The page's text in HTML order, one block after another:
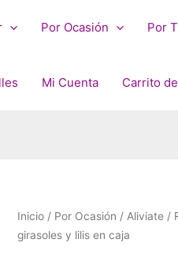
Por Ocasión Por
Mi Cuenta Carrito
Inicio / Por Ocasión / Aliviate /
girasoles y lilis en caja